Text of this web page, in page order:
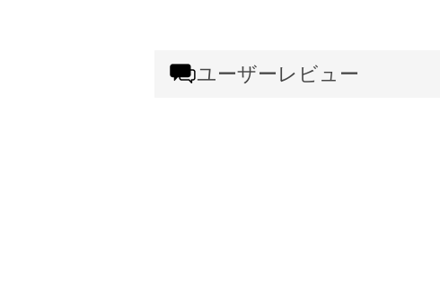
ユーザーレビュー